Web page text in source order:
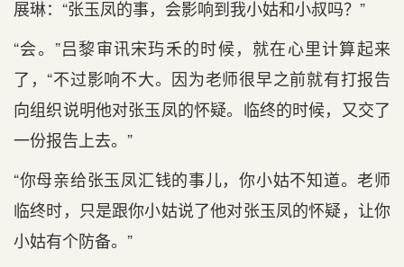
展琳：“张玉凤的事，会影响到我小姑和小叔吗？”
“会。”吕黎审讯宋玙禾的时候，就在心里计算起来
了，“不过影响不大。因为老师很早之前就有打报告
向组织说明他对张玉凤的怀疑。临终的时候，又交了
一份报告上去。”
“你母亲给张玉凤汇钱的事儿，你小姑不知道。老师
临终时，只是跟你小姑说了他对张玉凤的怀疑，让你
小姑有个防备。”